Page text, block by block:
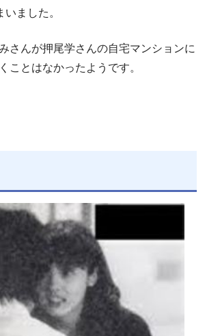
ました。
さんが押尾学さんの自宅マンションに
ことはなかったようです。